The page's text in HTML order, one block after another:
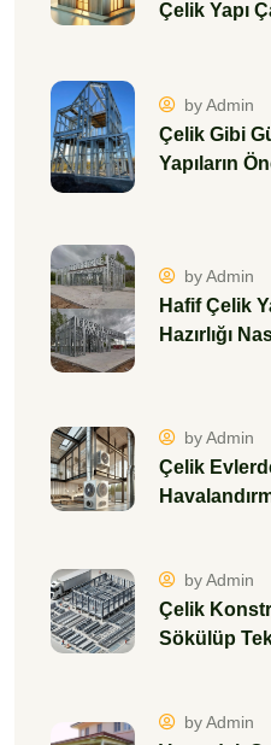
Çelik Yapı
by Admin
Çelik Gibi
Yapıların
by Admin
Hafif Çelik
Hazırlığı
by Admin
Çelik
by Admin
Çelik
Sökülüp
by Admin